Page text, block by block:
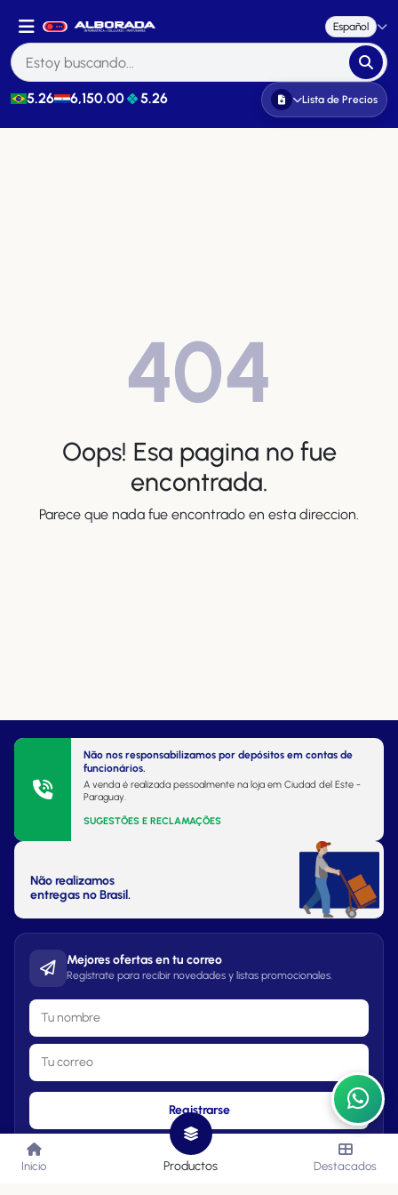
Español
5.26 6,150.00 5.26 Lista de Precios
404
Oops! Esa pagina no fue
encontrada.
Parece que nada fue encontrado en esta direccion.
Não nos responsabilizamos por depósitos em contas de
funcionários.
A venda é realizada pessoalmente na loja em Ciudad del Este -
Paraguay.
SUGESTÕES E RECLAMAÇÕES
Não realizamos
entregas no Brasil.
Mejores ofertas en tu correo
Regístrate para recibir novedades y listas promocionales.
Registrarse
Inicio Productos Destacados